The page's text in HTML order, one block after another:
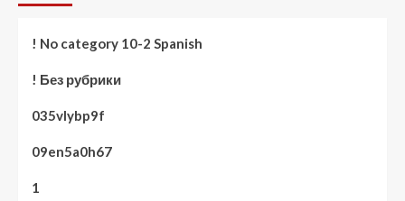
! No category 10-2 Spanish
! Без рубрики
035vlybp9f
09en5a0h67
1